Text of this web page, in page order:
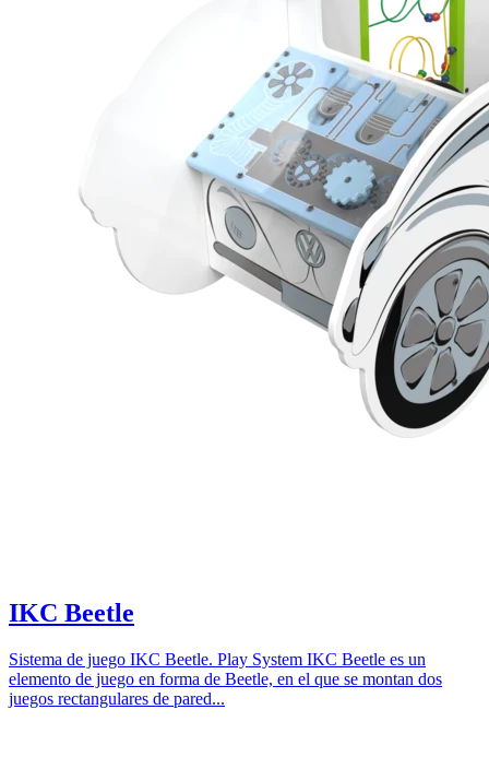
IKC Beetle
Sistema de juego IKC Beetle. Play System IKC Beetle es un
elemento de juego en forma de Beetle, en el que se montan dos
juegos rectangulares de pared...